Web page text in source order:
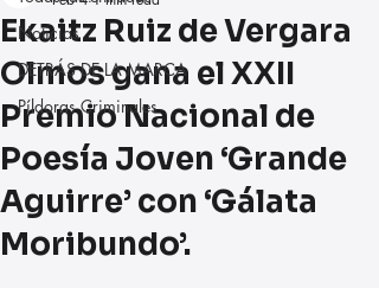
Noticias
DETRÁS DE LA MARCA
Píldoras Criminales
Ekaitz Ruiz de Vergara
Olmos gana el XXII
Premio Nacional de
Poesía Joven ‘Grande
Aguirre’ con ‘Gálata
Moribundo’.